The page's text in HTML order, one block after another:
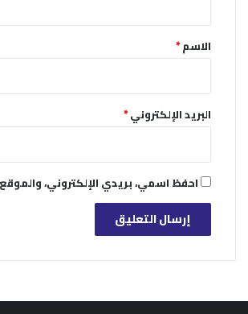
*الاسم*
البريد الإلكتروني*
احفظ اسمي، بريدي الإلكتروني،